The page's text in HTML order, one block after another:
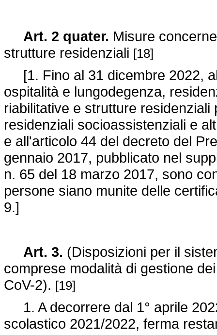
Art. 2 quater. Misure
strutture residenziali [18]
[1. Fino al 31 dicembre 2022,
ospitalità e lungodegenza,
riabilitative e strutture
residenziali socioassistenziali e
e all'articolo 44 del decreto del
gennaio 2017, pubblicato nel
n. 65 del 18 marzo 2017, sono
persone siano munite delle
9.]
Art. 3. (Disposizioni per il
comprese modalità di gestione
CoV-2). [19]
1. A decorrere dal 1° aprile
scolastico 2021/2022, ferma